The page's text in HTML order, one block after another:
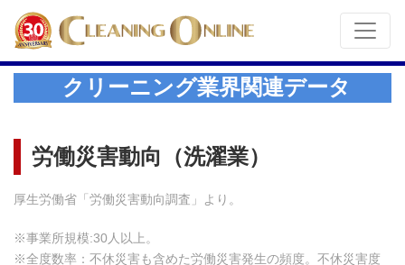
クリーニング業界関連データ
労働災害動向（洗濯業）
厚生労働省「労働災害動向調査」より。
※事業所規模:30人以上。
※全度数率：不休災害も含めた労働災害発生の頻度。不休災害度